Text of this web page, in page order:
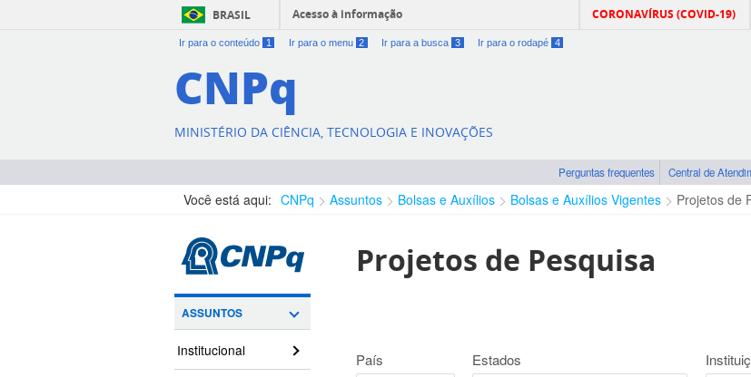
BRASIL Acesso à informação CORONAVÍRUS (COVID-19)
Ir para o conteúdo 1 Ir para o menu 2 Ir para a busca 3 Ir para o rodapé 4
CNPq
MINISTÉRIO DA CIÊNCIA, TECNOLOGIA E INOVAÇÕES
Perguntas frequentes Central de
Você está aqui: CNPq Assuntos Bolsas e Auxílios Bolsas e Auxílios Vigentes Projetos de
ASSUNTOS
Institucional
Projetos de Pesquisa
País Estados